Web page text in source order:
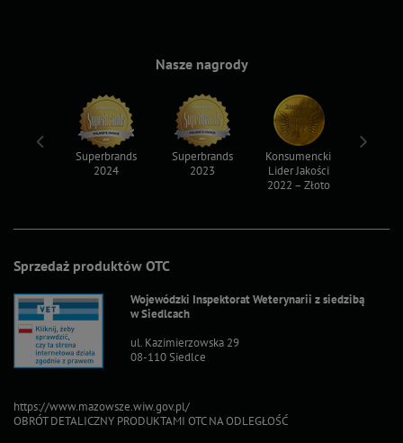
Sprzedaż produktów OTC
Wojewódzki Inspektorat Weterynarii z siedzibą
w Siedlcach
ul. Kazimierzowska 29
08-110 Siedlce
https://www.mazowsze.wiw.gov.pl/
OBRÓT DETALICZNY PRODUKTAMI OTC NA ODLEGŁOŚĆ
Nasze nagrody
Superbrands
2024
Superbrands
2023
Konsumencki
Lider Jakości
2022 – Złoto